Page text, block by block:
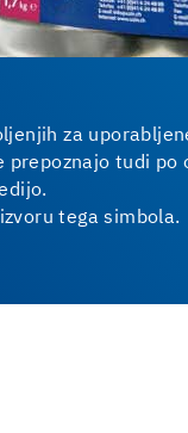
za
prepoznajo tudi po
tega simbola.